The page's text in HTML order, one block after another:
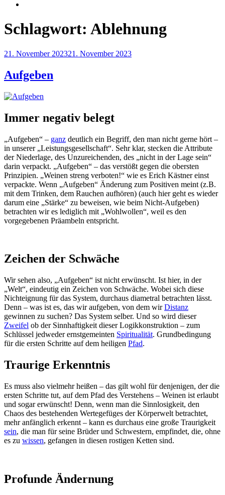
Schlagwort: Ablehnung
Veröffentlicht
21. November 202321. November 2023
Aufgeben
Immer negativ belegt
„Aufgeben“ – ganz deutlich ein Begriff, den man nicht gerne hört –
in unserer „Leistungsgesellschaft“. Sehr klar, stecken die Attribute
der Niederlage, des Unzureichenden, des „nicht in der Lage sein“
darin verpackt. „Aufgeben“ – das verstößt gegen die obersten
Prinzipien. „Weinen streng verboten!“ wie es Erich Kästner einst
verpackte. Wenn „Aufgeben“ Änderung zum Positiven meint (z.B.
mit dem Trinken, dem Rauchen aufhören) (auch hier geht es wieder
darum eine „Stärke“ zu beweisen, wie beim Nicht-Aufgeben)
betrachten wir es lediglich mit „Wohlwollen“, weil es den
vorgegebenen Präambeln entspricht.
Zeichen der Schwäche
Wir sehen also, „Aufgeben“ ist nicht erwünscht. Ist hier, in der
„Welt“, eindeutig ein Zeichen von Schwäche. Wobei sich diese
Nichteignung für das System, durchaus diametral betrachten lässt.
Denn – was ist es, das wir aufgeben, von dem wirDistanz
gewinnen zu suchen? Das System selber. Und so wird dieser
Zweifel ob der Sinnhaftigkeit dieser Logikkonstruktion – zum
Schlüssel jedweder ernstgemeinten Spiritualität. Grundbedingung
für die ersten Schritte auf dem heiligen Pfad.
Traurige Erkenntnis
Es muss also vielmehr heißen – das gilt wohl für denjenigen, der die
ersten Schritte tut, auf dem Pfad des Verstehens – Weinen ist erlaubt
und sogar erwünscht! Denn, wenn man die Sinnlosigkeit, den
Chaos des bestehenden Wertegefüges der Körperwelt betrachtet,
mehr anfänglich erkennt – kann es durchaus eine große Traurigkeit
sein, die man für seine Brüder und Schwestern, empfindet, die, ohne
es zu wissen, gefangen in diesen rostigen Ketten sind.
Profunde Ändernung